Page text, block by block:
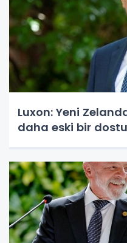
Luxon: Yeni
daha eski bir